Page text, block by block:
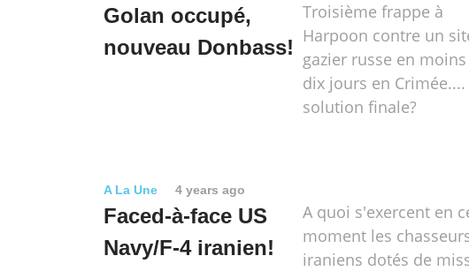
Golan occupé,
nouveau Donbass!
Troisième frappe à
Harpoon contre un
gazier russe en
dix jours en Crimée....
solution finale?
A La Une 4 years ago
Faced-à-face US
Navy/F-4 iranien!
A quoi s'exercent en
moment les
iraniens dotés de